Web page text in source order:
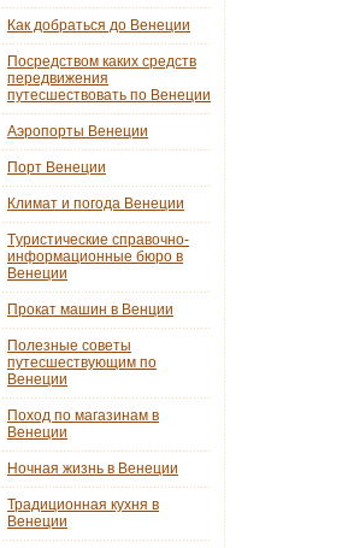
Как добраться до Венеции
Посредством каких средств
передвижения
путесшествовать по Венеции
Аэропорты Венеции
Порт Венеции
Климат и погода Венеции
Tуристические справочно-
информационные бюро в
Венеции
Прокат машин в Венции
Полезные советы
путесшествующим по
Венеции
Поход по магазинам в
Венеции
Ночная жизнь в Венеции
Традиционная кухня в
Венеции